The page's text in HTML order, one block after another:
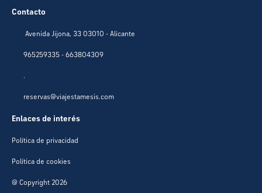
Contacto
Avenida Jijona, 33 03010 - Alicante
965259335 - 663804309
.
reservas@viajestamesis.com
Enlaces de interés
Política de privacidad
Política de cookies
@ Copyright 2026